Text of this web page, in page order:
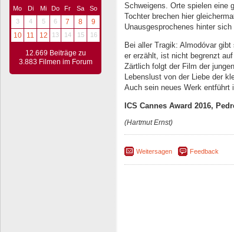
Mo Di Mi Do Fr Sa
So
3
4 5 6 7 8
9
10
11 12 13 14 15 16
12.669 Beiträge zu
3.883 Filmen im Forum
Schweigens. Orte spielen eine
Tochter brechen hier
Unausgesprochenes hinter
Bei aller Tragik: Almodóvar
er erzählt, ist nicht begrenzt
Zärtlich folgt der Film der
Lebenslust von der Liebe der
Auch sein neues Werk entführt
ICS Cannes Award 2016,
(Hartmut Ernst)
Weitersagen Feedback